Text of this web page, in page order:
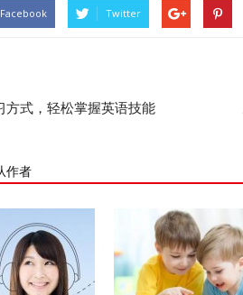
Facebook Twitter
方式，轻松掌握英语技能
作者